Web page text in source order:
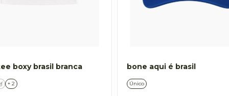
boxy brasil branca
+ 2
bone aqui é brasil
Único